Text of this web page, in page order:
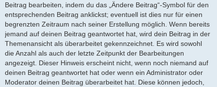
Beitrag bearbeiten, indem du das „Ändere Beitrag“-Symbol für den
entsprechenden Beitrag anklickst; eventuell ist dies nur für einen
begrenzten Zeitraum nach seiner Erstellung möglich. Wenn bereits
jemand auf deinen Beitrag geantwortet hat, wird dein Beitrag in der
Themenansicht als überarbeitet gekennzeichnet. Es wird sowohl
die Anzahl als auch der letzte Zeitpunkt der Bearbeitungen
angezeigt. Dieser Hinweis erscheint nicht, wenn noch niemand auf
deinen Beitrag geantwortet hat oder wenn ein Administrator oder
Moderator deinen Beitrag überarbeitet hat. Diese können jedoch,